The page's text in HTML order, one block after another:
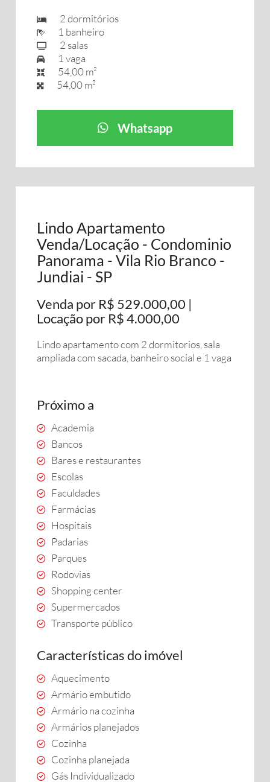
2 dormitórios
1 banheiro
2 salas
1 vaga
54,00 m²
54,00 m²
Whatsapp
Lindo Apartamento
Venda/Locação - Condominio
Panorama - Vila Rio Branco -
Jundiai - SP
Venda por R$ 529.000,00 |
Locação por R$ 4.000,00
Lindo apartamento com 2 dormitorios, sala
ampliada com sacada, banheiro social e 1 vaga
Próximo a
Academia
Bancos
Bares e restaurantes
Escolas
Faculdades
Farmácias
Hospitais
Padarias
Parques
Rodovias
Shopping center
Supermercados
Transporte público
Características do imóvel
Aquecimento
Armário embutido
Armário na cozinha
Armários planejados
Cozinha
Cozinha planejada
Gás Individualizado